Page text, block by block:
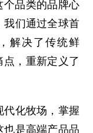
个品类的品牌心
我们通过全球首
解决了传统鲜
点，重新定义了
化牧场，掌握
也是高端产品品